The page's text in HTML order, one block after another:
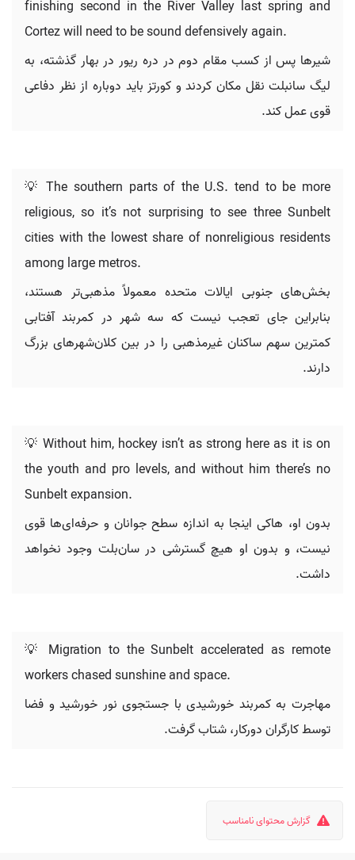
finishing second in the River Valley last spring and
Cortez will need to be sound defensively again.
شیرها پس از کسب مقام دوم در دره ریور در بهار گذشته، به
لیگ سانبلت نقل مکان کردند و کورتز باید دوباره از نظر دفاعی
قوی عمل کند.
💡 The southern parts of the U.S. tend to be more
religious, so it’s not surprising to see three Sunbelt
cities with the lowest share of nonreligious residents
among large metros.
بخش‌های جنوبی ایالات متحده معمولاً مذهبی‌تر هستند،
بنابراین جای تعجب نیست که سه شهر در کمربند آفتابی
کمترین سهم ساکنان غیرمذهبی را در بین کلان‌شهرهای بزرگ
دارند.
💡 Without him, hockey isn’t as strong here as it is on
the youth and pro levels, and without him there’s no
Sunbelt expansion.
بدون او، هاکی اینجا به اندازه سطح جوانان و حرفه‌ای‌ها قوی
نیست، و بدون او هیچ گسترشی در سان‌بلت وجود نخواهد
داشت.
💡 Migration to the Sunbelt accelerated as remote
workers chased sunshine and space.
مهاجرت به کمربند خورشیدی با جستجوی نور خورشید و فضا
توسط کارگران دورکار، شتاب گرفت.
گزارش محتوای نامناسب